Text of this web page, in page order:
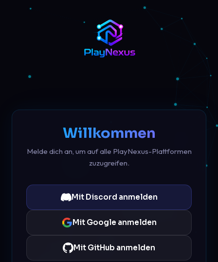
Willkommen
Melde dich an, um auf alle PlayNexus-Plattformen
zuzugreifen.
Mit Discord anmelden
Mit Google anmelden
Mit GitHub anmelden